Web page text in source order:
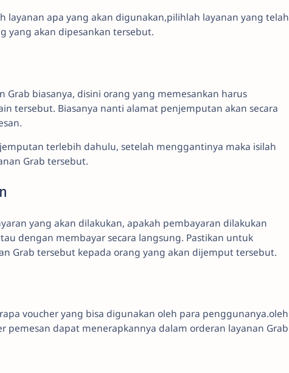
layanan apa yang akan digunakan,pilihlah layanan yang telah
yang akan dipesankan tersebut.
Grab biasanya, disini orang yang memesankan harus
tersebut. Biasanya nanti alamat penjemputan akan secara
terlebih dahulu, setelah menggantinya maka isilah
Grab tersebut.
yang akan dilakukan, apakah pembayaran dilakukan
dengan membayar secara langsung. Pastikan untuk
Grab tersebut kepada orang yang akan dijemput tersebut.
voucher yang bisa digunakan oleh para penggunanya.oleh
pemesan dapat menerapkannya dalam orderan layanan Grab